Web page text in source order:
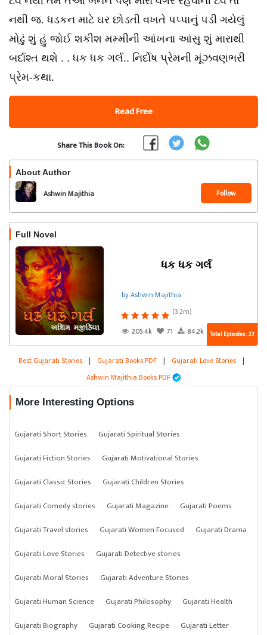
નથી જ. ધડકન માટે ઘર છોડતી વખતે પપ્પાનું પડી ગયેલું
મોઢું શું હું જોઈ શકીશ મમ્મીની આંખના આંસુ શું મારાથી
બર્દાશ્ત થશે . . ધક ધક ગર્લ.. નિર્દોષ પ્રેમની મૂંઝવણભરી
પ્રેમ-કથા.
Read Free
Share This Book On:
About Author
Ashwin Majithia Follow
Full Novel
ધક ધક ગર્લ
by Ashwin Majithia
(3.2m)
205.4k
71 84.2k Total Episodes : 23
Best Gujarati Stories | Gujarati Books PDF | Gujarati Love Stories |
Ashwin Majithia Books PDF
More Interesting Options
Gujarati Short Stories
Gujarati Spiritual Stories
Gujarati Fiction Stories
Gujarati Motivational Stories
Gujarati Classic Stories
Gujarati Children Stories
Gujarati Comedy stories
Gujarati Magazine
Gujarati Poems
Gujarati Travel stories
Gujarati Women Focused
Gujarati Drama
Gujarati Love Stories
Gujarati Detective stories
Gujarati Moral Stories
Gujarati Adventure Stories
Gujarati Human Science
Gujarati Philosophy
Gujarati Health
Gujarati Biography
Gujarati Cooking Recipe Gujarati Letter